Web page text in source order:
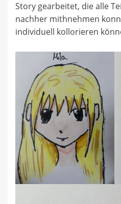
Story gearbeitet, die alle
nachher mithnehmen
individuell kollorieren